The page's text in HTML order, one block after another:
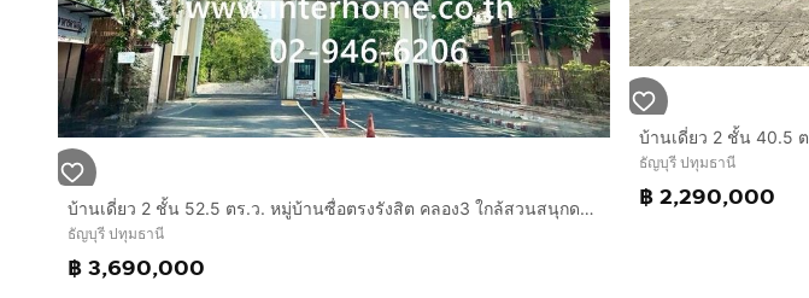
บ้านเดี่ยว 2 ชั้น 52.5 ตร.ว. หมู่บ้านซื่อตรงรังสิต คลอง3 ใกล้สวนสนุกดรีมเวิลด์ ถนนรังสิต-นครนายก ธัญบุรี ปทุมธานี
ธัญบุรี ปทุมธานี
฿ 3,690,000
ธัญบุรี ปทุมธานี
฿ 2,290,000